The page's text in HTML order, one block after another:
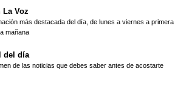
La Voz
más destacada del día, de lunes a viernes a primera
mañana
del día
de las noticias que debes saber antes de acostarte